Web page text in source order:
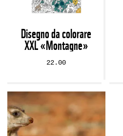
Disegno da colorare
XXL «Montagne»
22.00